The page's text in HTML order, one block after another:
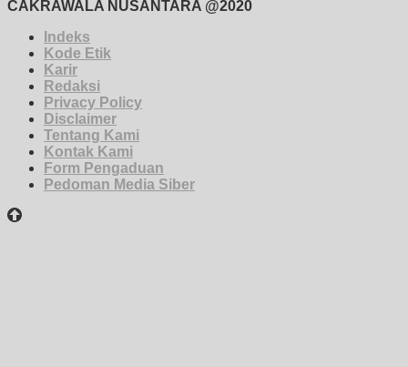
CAKRAWALA NUSANTARA @2020
Indeks
Kode Etik
Karir
Redaksi
Privacy Policy
Disclaimer
Tentang Kami
Kontak Kami
Form Pengaduan
Pedoman Media Siber